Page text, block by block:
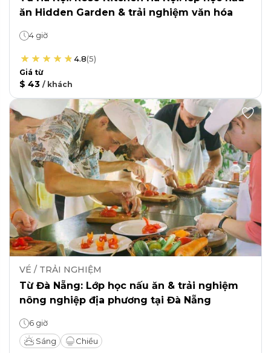
ăn Hidden Garden & trải nghiệm văn hóa
4 giờ
4.8(5)
Giá từ
$ 43 / khách
VÉ / TRẢI NGHIỆM
Từ Đà Nẵng: Lớp học nấu ăn & trải nghiệm
nông nghiệp địa phương tại Đà Nẵng
6 giờ
Sáng
Chiều